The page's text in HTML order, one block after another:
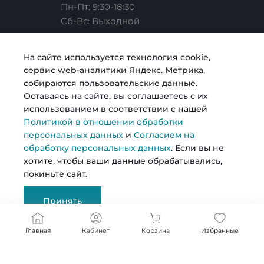
Карьера
Согласие на обработку персональных данных
Политика в отношении обработки персональных
данных
Сертификаты
Документы
Строительство
Металлопрокат
Возможности
Пн-Пт: 9:30-18:30
Cб-Вс: Выходной
© 2026 Kosmos, Все права защищены
Главная Кабинет Корзина Избранные
На сайте используется технология cookie,
сервис web-аналитики Яндекс. Метрика,
собираются пользовательские данные.
Оставаясь на сайте, вы соглашаетесь с их
использованием в соответствии с нашей
Политикой в отношении обработки
персональных данных и Согласием на
обработку персональных данных. Если вы не
хотите, чтобы ваши данные обрабатывались,
покиньте сайт.
Принять